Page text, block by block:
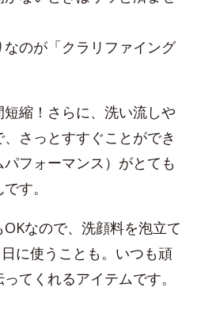
のが「クラリファイング
縮！さらに、洗い流しや
さっとすすぐことができ
フォーマンス）がとても
す。
なので、洗顔料を泡立て
に使うことも。いつも頑
てくれるアイテムです。